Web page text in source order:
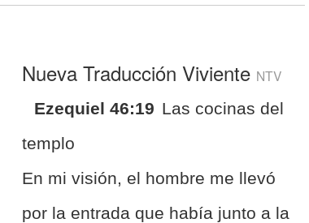
Nueva Traducción Viviente NTV
Ezequiel 46:19 Las cocinas del
templo
En mi visión, el hombre me llevó
por la entrada que había junto a la